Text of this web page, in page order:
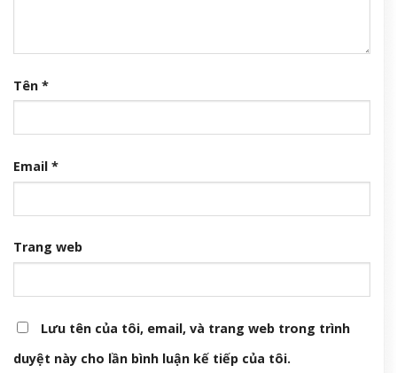
Tên *
Email *
Trang web
Lưu tên của tôi, email, và trang web trong trình
duyệt này cho lần bình luận kế tiếp của tôi.